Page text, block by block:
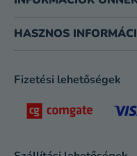
HASZNOS
Fizetési lehetőségek